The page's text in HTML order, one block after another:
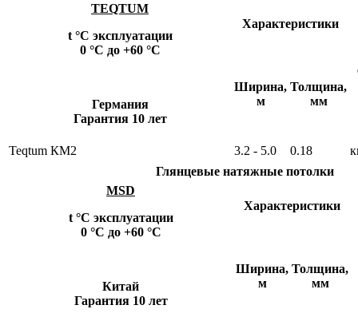
TEQTUM
t °С эксплуатации
0 °С до +60 °С
Германия
Гарантия 10 лет
Характеристики
Ширина,
м
Толщина,
мм
Teqtum КM2 3.2 - 5.0 0.18
Глянцевые натяжные потолки
MSD
t °С эксплуатации
0 °С до +60 °С
Китай
Гарантия 10 лет
Характеристики
Ширина,
м
Толщина,
мм